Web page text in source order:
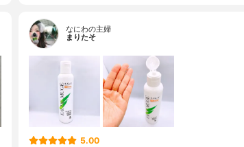
なにわの主婦
まりたそ
5.00